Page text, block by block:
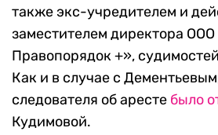
также экс-учредителем и
заместителем директора
Правопорядок +»,
Как и в случае с
следователя об аресте было
Кудимовой.